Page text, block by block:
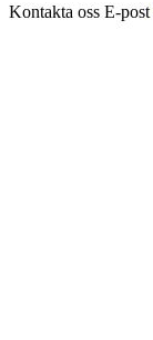
Kontakta oss E-post